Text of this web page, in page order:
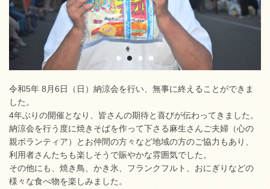
令和5年 8月6日（日）納涼会を行い、無事に終えることができま
した。
4年ぶりの開催となり、皆さんの期待と喜びが伝わってきました。
納涼会を行う度に焼きそばを作って下さる麻生さんご夫婦（心の
親ボランティア）とお仲間の方々など地域の方のご協力もあり、
利用者さんたちも楽しそうで賑やかな雰囲気でした。
その他にも、焼き鳥、かき氷、フランクフルト、おにぎりなどの
様々な食べ物を楽しみました。